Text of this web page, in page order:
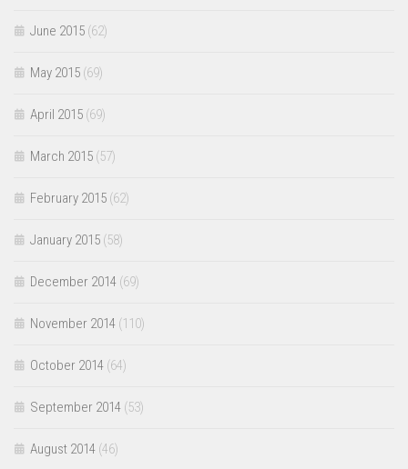
June 2015 (62)
May 2015 (69)
April 2015 (69)
March 2015 (57)
February 2015 (62)
January 2015 (58)
December 2014 (69)
November 2014 (110)
October 2014 (64)
September 2014 (53)
August 2014 (46)